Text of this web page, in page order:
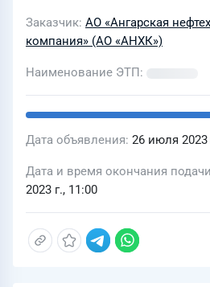
ремонт огнеупорной
установки 332, блока
АО «АНХК»
Заказчик АО «Ангарская
компания» (АО «АНХК»)
Наименование ЭТП
Дата объявления 26 июля 2023
Дата и время окончания
2023 г., 11:00